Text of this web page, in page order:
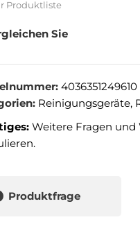
Produktliste
Sie
4036351249610
Reinigungsgeräte,
Weitere Fragen
Produktfrage